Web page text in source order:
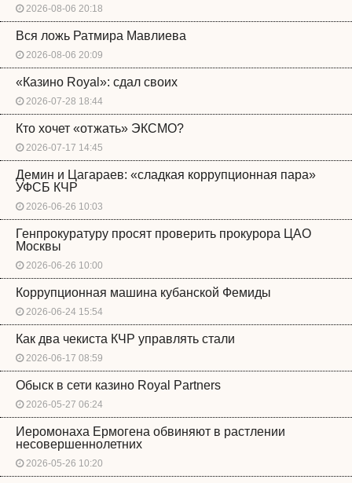
2026-08-06 20:18
Вся ложь Ратмира Мавлиева
2026-08-06 20:09
«Казино Royal»: сдал своих
2026-07-28 18:44
Кто хочет «отжать» ЭКСМО?
2026-07-17 14:45
Демин и Цагараев: «сладкая коррупционная пара»
УФСБ КЧР
2026-06-26 10:03
Генпрокуратуру просят проверить прокурора ЦАО
Москвы
2026-06-26 10:00
Коррупционная машина кубанской Фемиды
2026-06-24 15:54
Как два чекиста КЧР управлять стали
2026-06-17 08:59
Обыск в сети казино Royal Partners
2026-05-27 06:24
Иеромонаха Ермогена обвиняют в растлении
несовершеннолетних
2026-05-26 10:20